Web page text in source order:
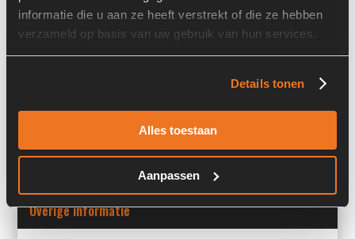
informatie die u aan ze heeft verstrekt of die ze hebben
verzameld op basis van uw gebruik van hun services.
Details tonen
Alles toestaan
Aanpassen
Informatie
3X3
Land:
Nederland
Overige informatie